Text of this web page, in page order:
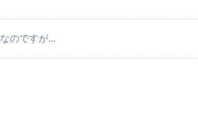
のですが...